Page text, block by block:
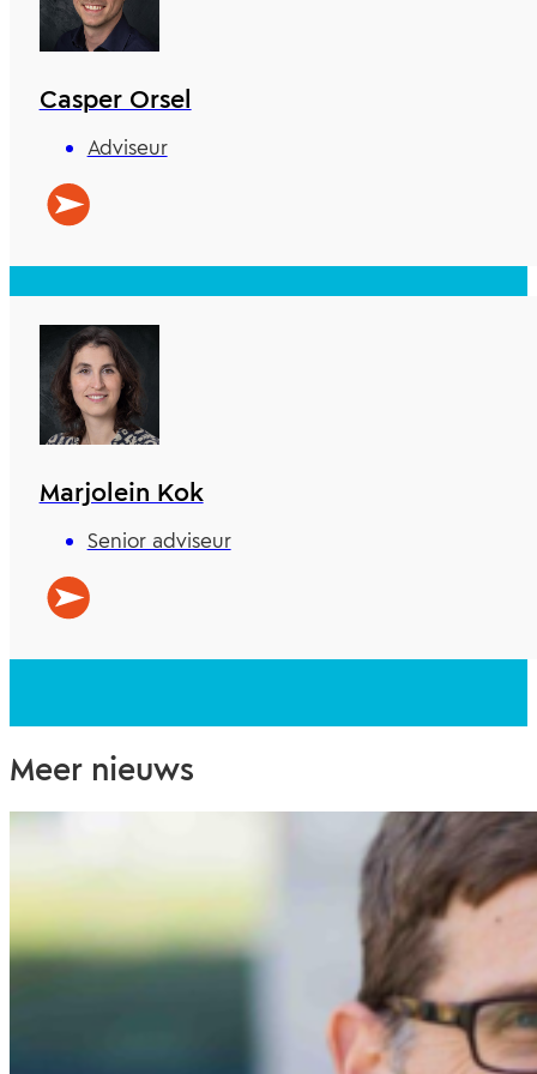
Casper Orsel
Adviseur
Marjolein Kok
Senior adviseur
Meer nieuws